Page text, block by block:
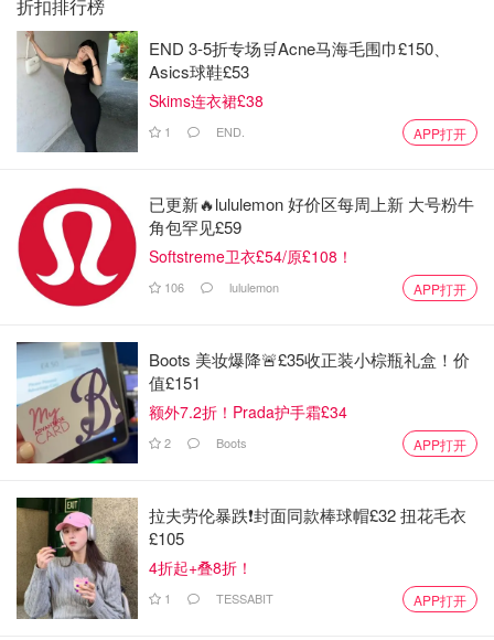
折扣排行榜
END 3-5折专场🛒Acne马海毛围巾£150、
Asics球鞋£53
Skims连衣裙£38
1 END. APP打开
已更新🔥lululemon 好价区每周上新 大号粉牛
角包罕见£59
Softstreme卫衣£54/原£108！
106 lululemon APP打开
Boots 美妆爆降🚨£35收正装小棕瓶礼盒！价
值£151
额外7.2折！Prada护手霜£34
2 Boots APP打开
拉夫劳伦暴跌❗️封面同款棒球帽£32 扭花毛衣
£105
4折起+叠8折！
1 TESSABIT APP打开